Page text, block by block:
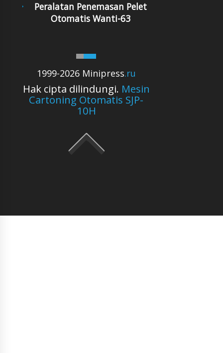
1999-2026 Minipress.ru
Hak cipta dilindungi. Mesin
Cartoning Otomatis SJP-
10H
Peralatan Penemasan Pelet
Otomatis Wanti-63